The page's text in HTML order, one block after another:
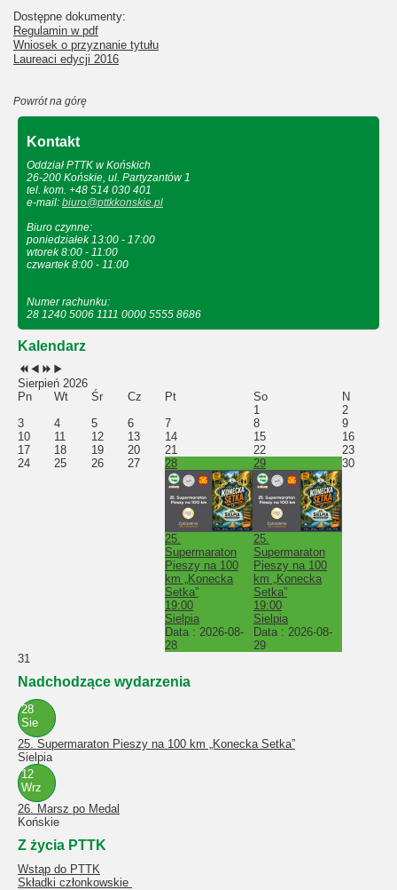
Dostępne dokumenty:
Regulamin w pdf
Wniosek o przyznanie tytułu
Laureaci edycji 2016
Powrót na górę
Kontakt
Oddział PTTK w Końskich
26-200 Końskie, ul. Partyzantów 1
tel. kom. +48 514 030 401
e-mail: biuro@pttkkonskie.pl
Biuro czynne:
poniedziałek 13:00 - 17:00
wtorek 8:00 - 11:00
czwartek 8:00 - 11:00
Numer rachunku:
28 1240 5006 1111 0000 5555 8686
Kalendarz
Sierpień 2026
Pn
Wt Śr Cz Pt So
N
1
2
3
4 5 6 7 8
9
10
11 12 13 14 15
16
17
18 19 20 21 22
23
24
25 26 27 28
25.
Supermaraton
Pieszy na 100
km „Konecka
Setka”
19:00
Sielpia
Data : 2026-08-
28
29
25.
Supermaraton
Pieszy na 100
km „Konecka
Setka”
19:00
Sielpia
Data : 2026-08-
29
30
31
Nadchodzące wydarzenia
28
Sie
25. Supermaraton Pieszy na 100 km „Konecka Setka”
Sielpia
12
Wrz
26. Marsz po Medal
Końskie
Z życia PTTK
Wstąp do PTTK
Składki członkowskie